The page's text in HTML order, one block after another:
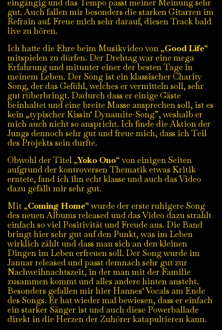
eingängig und das Tempo passt meiner Meinung sehr
gut. Auch fallen mir besonders die starken Gitarren im
Refrain auf. Freue mich sehr darauf, diesen Track bald
live zu hören.
Ich hatte die Ehre beim Musikvideo von „Good Life“
mitspielen zu dürfen. Der Drehtag war eine mega
Erfahrung und mitunter einer der besten Tage in
meinem Leben. Der Song ist ein klassischer Charity
Song, der das Gefühl, welches er vermitteln soll, sehr
gut rüberbringt. Dadurch dass er einige Gäste
beinhaltet und eine breite Masse ansprechen soll, ist es
kein „typischer Kissin‘ Dynamite-Song”, weshalb er
mich auch nicht so anspricht. Ich finde die Aktion der
Jungs dennoch sehr gut und freue mich, dass ich Teil
des Projekts sein durfte.
Obwohl der Titel „Yoko Ono“ von einigen Seiten
aufgrund der kontroversen Thematik etwas Kritik
erntete, fand ich ihn echt klasse und auch das Video
dazu gefällt mir sehr gut.
Mit „Coming Home“ wurde der erste ruhigere Song
des neuen Albums released und das Video dazu strahlt
einfach so viel Positivität und Freude aus. Die Band
bringt hier sehr gut auf den Punkt, was im Leben
wirklich zählt und dass man sich an den kleinen
Dingen im Leben erfreuen soll. Der Song wurde im
Januar released und passt demnach sehr gut zur
Nachweihnachtszeit, in der man mit der Familie
zusammen kommt und alles andere hinten ansteht.
Besonders gefallen mir hier Hannes‘ Vocals am Ende
des Songs. Er hat wieder mal bewiesen, dass er einfach
ein starker Sänger ist und auch diese Powerballade
direkt in die Herzen der Zuhörer katapultieren kann.